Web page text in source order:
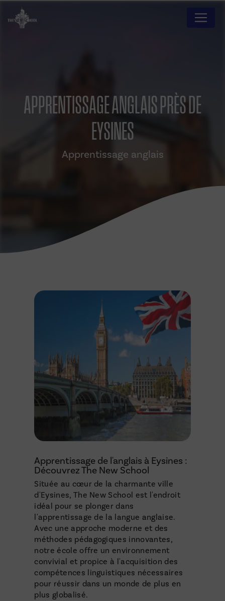
APPRENTISSAGE ANGLAIS PRÈS DE
EYSINES
Apprentissage anglais
Apprentissage de l'anglais à Eysines :
Découvrez The New School
Située au cœur de la charmante ville
d'Eysines, The New School est l'endroit
idéal pour se plonger dans
l'apprentissage de la langue anglaise.
Avec une approche moderne et des
méthodes pédagogiques innovantes,
notre école offre un environnement
convivial et propice à l'acquisition des
compétences linguistiques nécessaires
pour réussir dans un monde de plus en
plus globalisé.
Panneau de gestion des cookies